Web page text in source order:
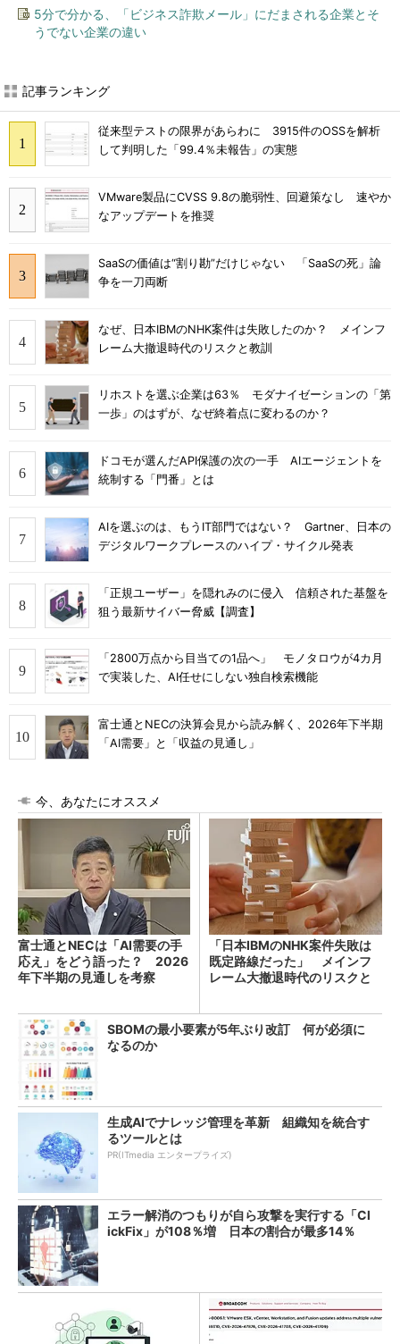
5分で分かる、「ビジネス詐欺メール」にだまされる企業とそ
うでない企業の違い
記事ランキング
従来型テストの限界があらわに 3915件のOSSを解析
して判明した「99.4％未報告」の実態
VMware製品にCVSS 9.8の脆弱性、回避策なし 速やか
なアップデートを推奨
SaaSの価値は“割り勘”だけじゃない 「SaaSの死」論
争を一刀両断
なぜ、日本IBMのNHK案件は失敗したのか？ メインフ
レーム大撤退時代のリスクと教訓
リホストを選ぶ企業は63％ モダナイゼーションの「第
一歩」のはずが、なぜ終着点に変わるのか？
ドコモが選んだAPI保護の次の一手 AIエージェントを
統制する「門番」とは
AIを選ぶのは、もうIT部門ではない？ Gartner、日本の
デジタルワークプレースのハイプ・サイクル発表
「正規ユーザー」を隠れみのに侵入 信頼された基盤を
狙う最新サイバー脅威【調査】
「2800万点から目当ての1品へ」 モノタロウが4カ月
で実装した、AI任せにしない独自検索機能
富士通とNECの決算会見から読み解く、2026年下半期
「AI需要」と「収益の見通し」
今、あなたにオススメ
富士通とNECは「AI需要の手
応え」をどう語った？ 2026
年下半期の見通しを考察
「日本IBMのNHK案件失敗は
既定路線だった」 メインフ
レーム大撤退時代のリスクと
SBOMの最小要素が5年ぶり改訂 何が必須に
なるのか
生成AIでナレッジ管理を革新 組織知を統合す
るツールとは
PR(ITmedia エンタープライズ)
エラー解消のつもりが自ら攻撃を実行する「Cl
ickFix」が108％増 日本の割合が最多14％